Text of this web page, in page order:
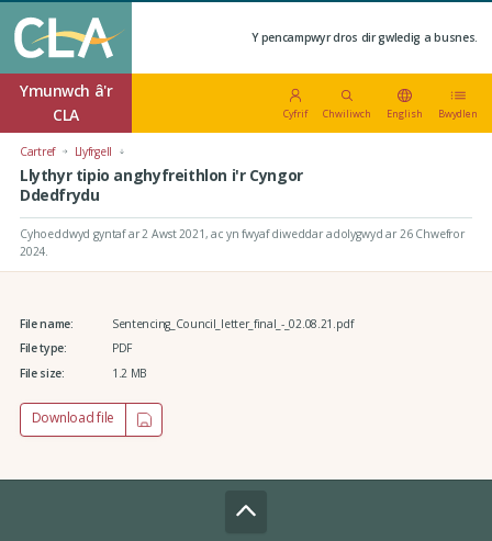
Y pencampwyr dros dir gwledig a busnes.
Ymunwch â'r
CLA
Cyfrif Chwiliwch English Bwydlen
Cartref Llyfrgell
Llythyr tipio anghyfreithlon i'r Cyngor
Ddedfrydu
Cyhoeddwyd gyntaf ar 2 Awst 2021, ac yn fwyaf diweddar adolygwyd ar 26 Chwefror
2024.
File name:
Sentencing_Council_letter_final_-_02.08.21.pdf
File type:
PDF
File size:
1.2 MB
Download file